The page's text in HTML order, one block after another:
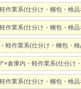
作業系(仕分け・梱包・検
作業系(仕分け・梱包・検
軽作業系(仕分け・梱包・
×倉庫内・軽作業系(仕分け
作業系(仕分け・梱包・検